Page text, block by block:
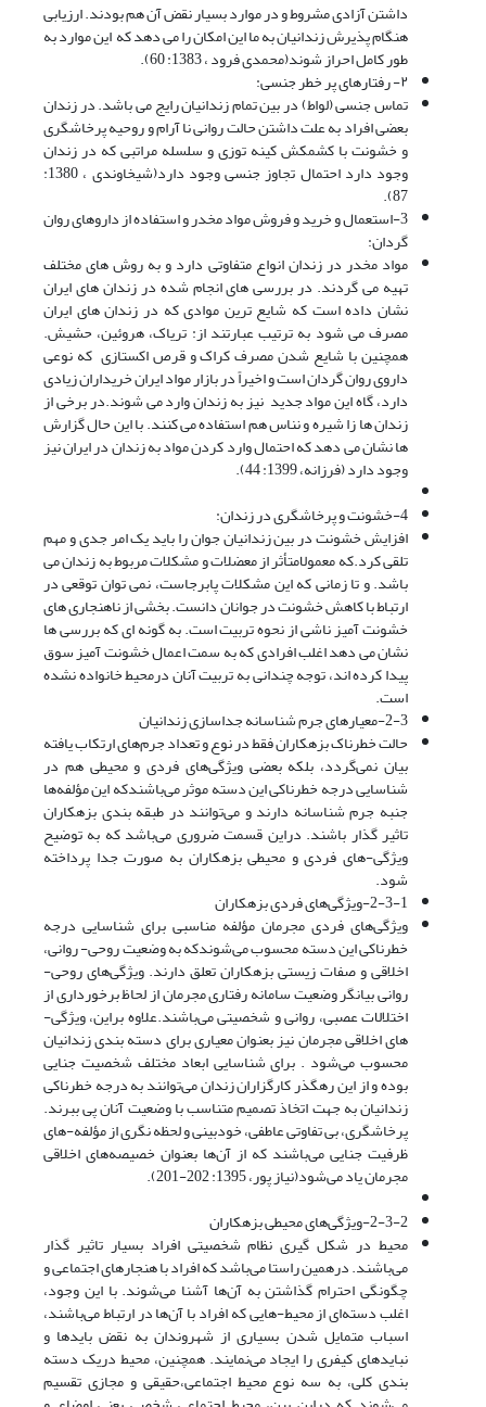
داشتن آزادی مشروط و در موارد بسیار نقض آن هم بودند. ارزیابی
هنگام پذیرش زندانیان به ما این امکان را می دهد که این موارد به
طور کامل احراز شوند(محمدی فرود ، 1383: 60).
۲- رفتارهای پر خطر جنسی:
تماس جنسی (لواط) در بین تمام زندانیان رایج می باشد. در زندان
بعضی افراد به علت داشتن حالت روانی نا آرام و روحیه پرخاشگری
و خشونت با کشمکش کینه توزی و سلسله مراتبی که در زندان
وجود دارد احتمال تجاوز جنسی وجود دارد(شیخاوندی ، 1380:
87).
3-استعمال و خرید و فروش مواد مخدر و استفاده از داروهای روان
گردان:
مواد مخدر در زندان انواع متفاوتی دارد و به روش های مختلف
تهیه می گردند. در بررسی های انجام شده در زندان های ایران
نشان داده است که شایع ترین موادی که در زندان های ایران
مصرف می شود به ترتیب عبارتند از: تریاک، هروئین، حشیش.
همچنین با شایع شدن مصرف کراک و قرص اکستازی که نوعی
داروی روان گردان است و اخیراً در بازار مواد ایران خریداران زیادی
دارد، گاه این مواد جدید نیز به زندان وارد می شوند.در برخی از
زندان ها زا شیره و نناس هم استفاده می کنند. با این حال گزارش
ها نشان می دهد که احتمال وارد کردن مواد به زندان در ایران نیز
وجود دارد (فرزانه، 1399: 44).
4-خشونت و پرخاشگری در زندان:
افزایش خشونت در بین زندانیان جوان را باید یک امر جدی و مهم
تلقی کرد.که معمولامتأثر از معضلات و مشکلات مربوط به زندان می
باشد. و تا زمانی که این مشکلات پابرجاست، نمی توان توقعی در
ارتباط با کاهش خشونت در جوانان دانست. بخشی از ناهنجاری های
خشونت آمیز ناشی از نحوه تربیت است. به گونه ای که بررسی ها
نشان می دهد اغلب افرادی که به سمت اعمال خشونت آمیز سوق
پیدا کرده اند، توجه چندانی به تربیت آنان درمحیط خانواده نشده
است.
2-3-معیارهای جرم شناسانه جداسازی زندانیان
حالت خطرناک بزهکاران فقط در نوع و تعداد جرم‌های ارتکاب یافته
بیان نمی‌گردد، بلکه بعضی ویژگی‌های فردی و محیطی هم در
شناسایی درجه خطرناکی این دسته موثر می‌باشندکه این مؤلفه‌ها
جنبه جرم شناسانه دارند و می‌توانند در طبقه بندی بزهکاران
تاثیر گذار باشند. دراین قسمت ضروری می‌باشد که به توضیح
ویژگی-های فردی و محیطی بزهکاران به صورت جدا پرداخته
شود.
2-3-1-ویژگی‌های فردی بزهکاران
ویژگی‌های فردی مجرمان مؤلفه مناسبی برای شناسایی درجه
خطرناکی این دسته محسوب می‌شوندکه به وضعیت روحی- روانی،
اخلاقی و صفات زیستی بزهکاران تعلق دارند. ویژگی‌های روحی-
روانی بیانگر وضعیت سامانه رفتاری مجرمان از لحاظ برخورداری از
اختلالات عصبی، روانی و شخصیتی می‌باشند.علاوه براین، ویژگی-
های اخلاقی مجرمان نیز بعنوان معیاری برای دسته بندی زندانیان
محسوب می‌شود . برای شناسایی ابعاد مختلف شخصیت جنایی
بوده و از این رهگذر کارگزاران زندان می‌توانند به درجه خطرناکی
زندانیان به جهت اتخاذ تصمیم متناسب با وضعیت آنان پی ببرند.
پرخاشگری، بی تفاوتی عاطفی، خودبینی و لحظه نگری از مؤلفه-های
ظرفیت جنایی می‌باشند که از آن‌ها بعنوان خصیصه‌های اخلاقی
مجرمان یاد می‌شود(نیاز پور، 1395: 202-201).
2-3-2-ویژگی‌های محیطی بزهکاران
محیط در شکل گیری نظام شخصیتی افراد بسیار تاثیر گذار
می‌باشند. درهمین راستا می‌باشد که افراد با هنجارهای اجتماعی و
چگونگی احترام گذاشتن به آن‌ها آشنا می‌شوند. با این وجود،
اغلب دسته‌ای از محیط-هایی که افراد با آن‌ها در ارتباط می‌باشند،
اسباب متمایل شدن بسیاری از شهروندان به نقض بایدها و
نبایدهای کیفری را ایجاد می‌نمایند. همچنین، محیط دریک دسته
بندی کلی، به سه نوع محیط اجتماعی،حقیقی و مجازی تقسیم